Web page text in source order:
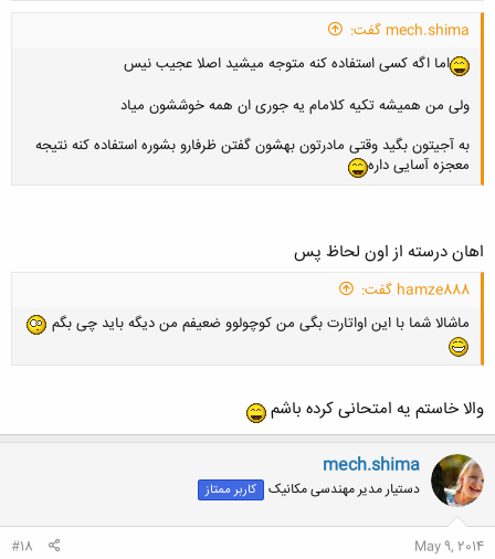
mech.shima گفت:
اما اگه کسی استفاده کنه متوجه میشید اصلا عجیب نیس
ولی من همیشه تکیه کلامام یه جوری ان همه خوششون میاد
به آجیتون بگید وقتی مادرتون بهشون گفتن ظرفارو بشوره استفاده کنه نتیجه
معجزه آسایی داره
اهان درسته از اون لحاظ پس
hamze888 گفت:
ماشالا شما با این اواتارت بگی من کوچولوو ضعیفم من دیگه باید چی بگم
والا خاستم یه امتحانی کرده باشم
mech.shima
دستیار مدیر مهندسی مکانیک کاربر ممتاز
May 9, 2014
#18